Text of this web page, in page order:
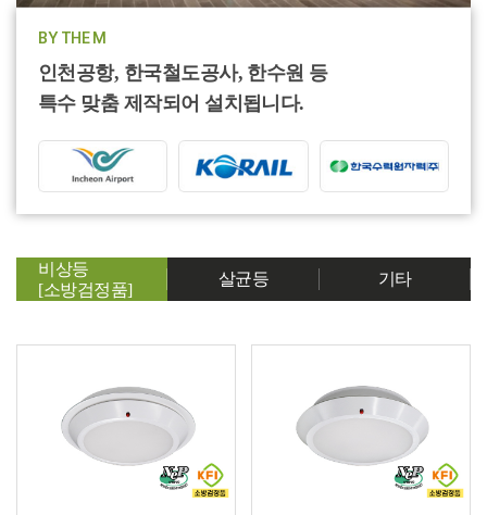
BY THE M
인천공항, 한국철도공사, 한수원 등
특수 맞춤 제작되어 설치됩니다.
비상등
[소방검정품]
살균등 기타